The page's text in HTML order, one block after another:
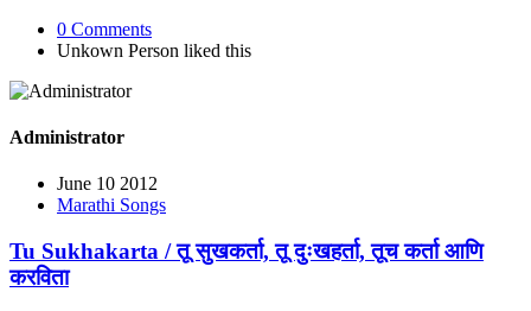
0 Comments
Unkown Person liked this
Administrator
June 10 2012
Marathi Songs
Tu Sukhakarta / तू सुखकर्ता, तू दुःखहर्ता, तूच कर्ता आणि
करविता